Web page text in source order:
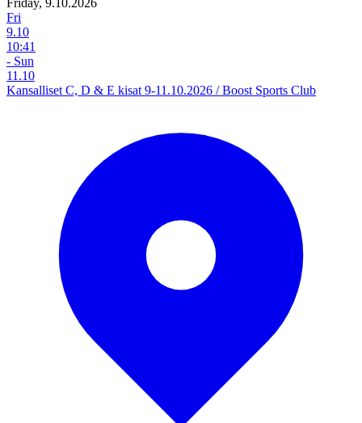
Friday, 9.10.2026
Fri
9.10
10:41
- Sun
11.10
Kansalliset C, D & E kisat 9-11.10.2026 / Boost Sports Club